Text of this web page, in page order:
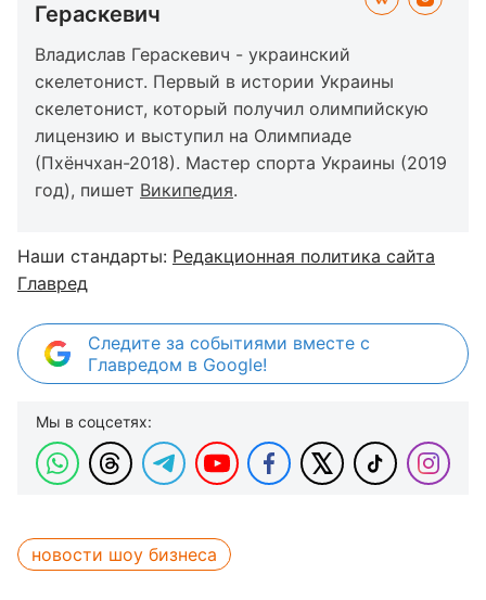
Гераскевич
Владислав Гераскевич - украинский
скелетонист. Первый в истории Украины
скелетонист, который получил олимпийскую
лицензию и выступил на Олимпиаде
(Пхёнчхан-2018). Мастер спорта Украины (2019
год), пишет Википедия.
Наши стандарты: Редакционная политика сайта
Главред
Следите за событиями вместе с
Главредом в Google!
Мы в соцсетях:
новости шоу бизнеса